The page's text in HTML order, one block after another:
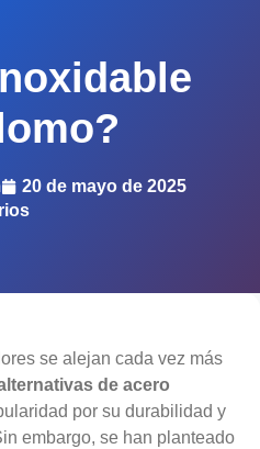
20 de mayo de 2025
se alejan cada vez más
de acero
por su durabilidad y
embargo, se han planteado